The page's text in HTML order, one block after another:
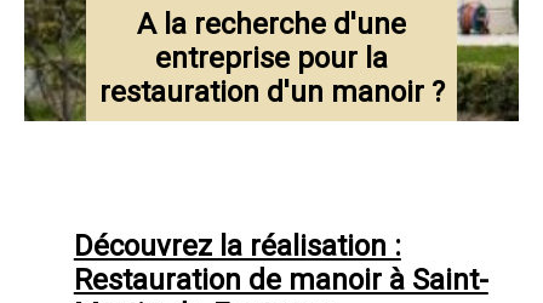
A la recherche d'une
entreprise pour la
restauration d'un manoir ?
Découvrez la réalisation :
Restauration de manoir à Saint-